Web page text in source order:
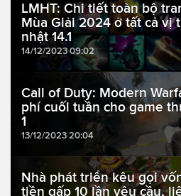
LMHT: Chi tiết toàn bộ
Mùa Giải 2024 ở tất cả vị
nhật 14.1
14/12/2023 09:02
Call of Duty: Modern
phí cuối tuần cho game
1
13/12/2023 20:04
Nhà phát triển kêu gọi
tiền gấp 10 lần yêu cầu,